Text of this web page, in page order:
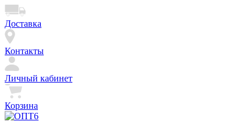
Доставка
Контакты
Личный кабинет
Корзина